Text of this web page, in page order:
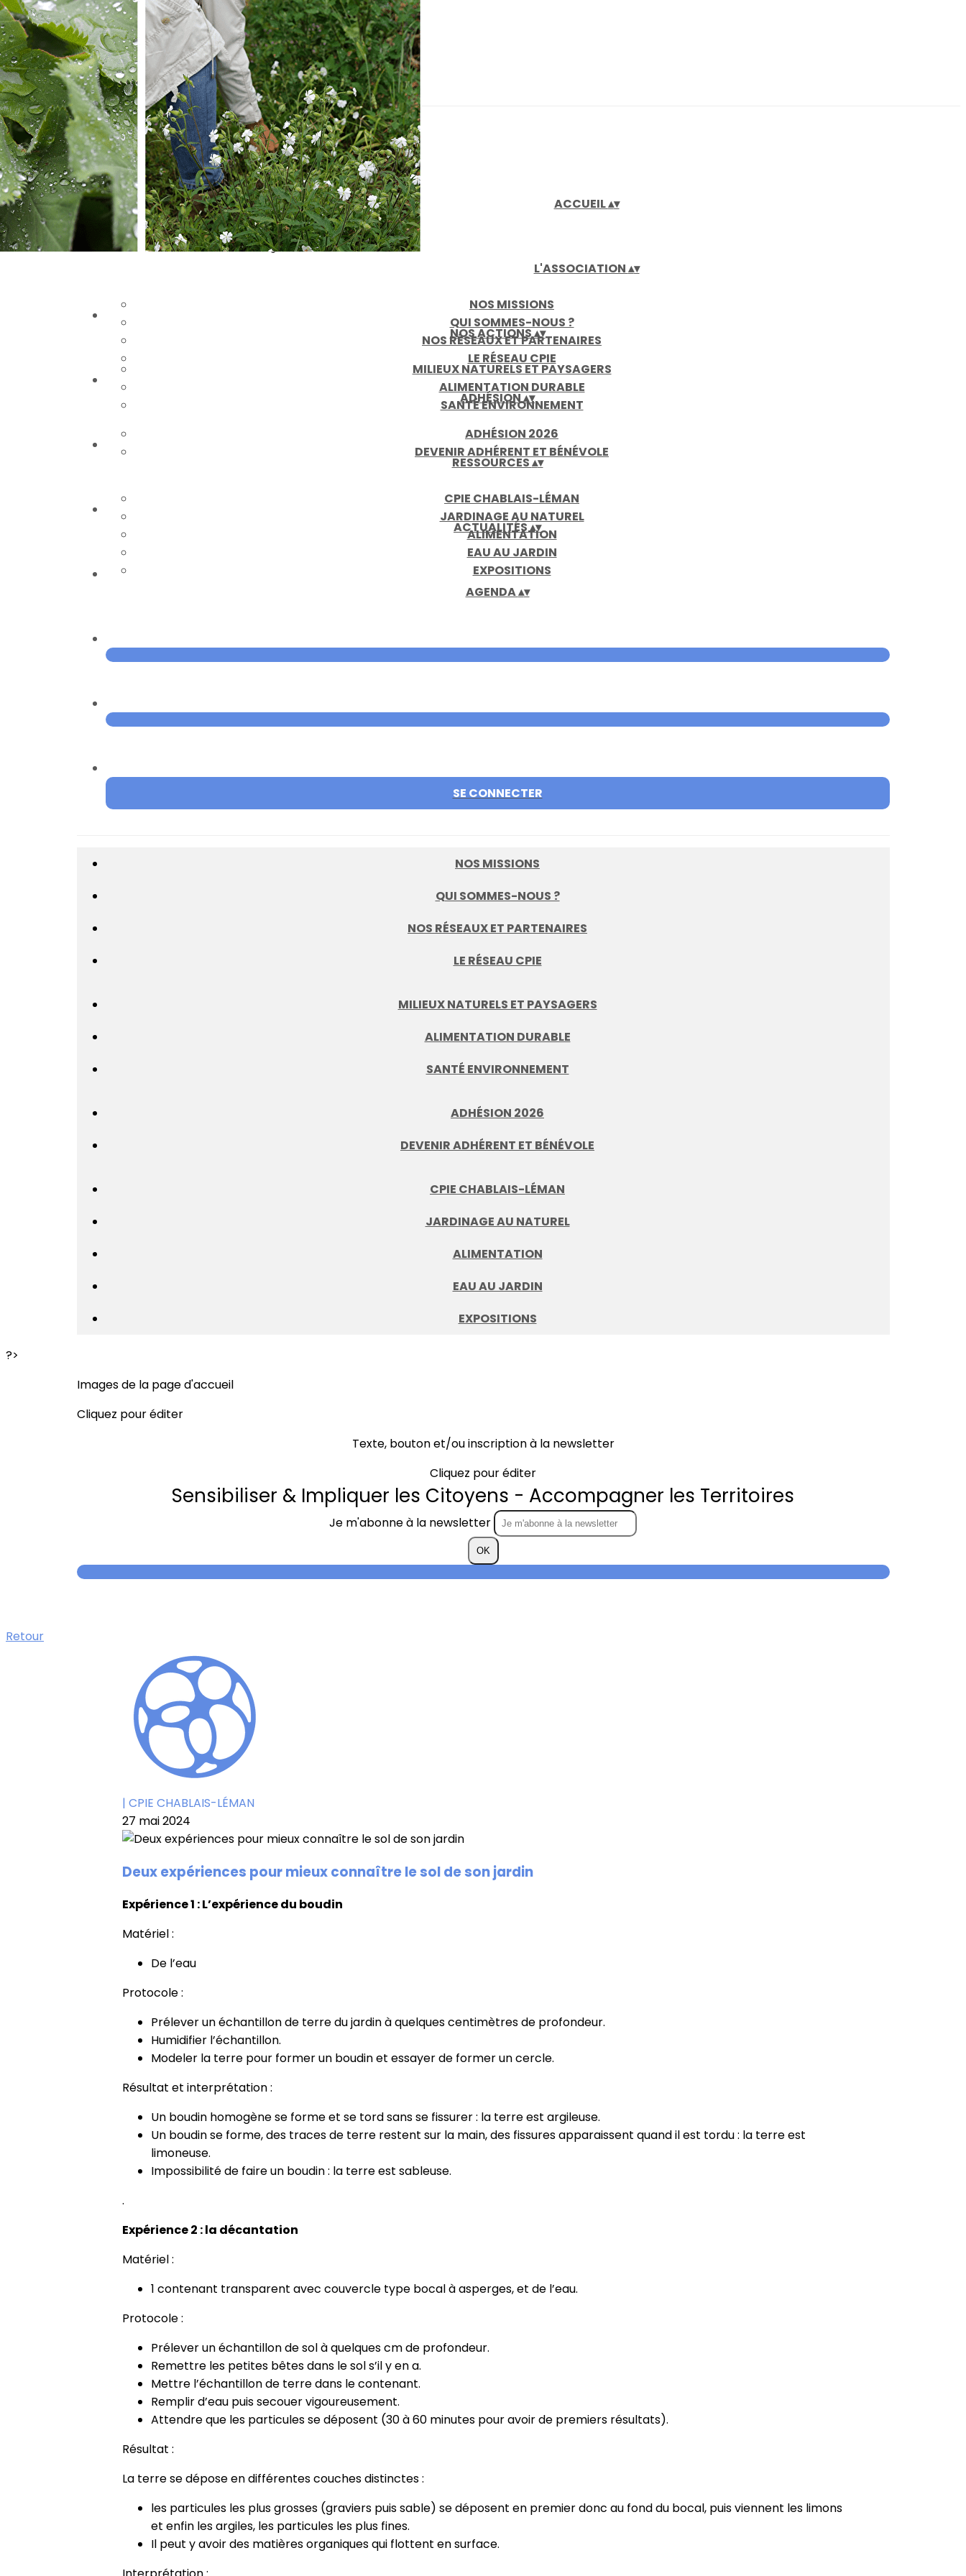
Exporter les lignes sélectionnées
Exporter toutes les colonnes
Exporter uniquement les colonnes affichées
Menu
Ajoutez un logo, un bouton, des réseaux sociaux
Cliquez pour éditer
ACCUEIL▴▾
L'ASSOCIATION▴▾
NOS MISSIONS
QUI SOMMES-NOUS ?
NOS RÉSEAUX ET PARTENAIRES
LE RÉSEAU CPIE
NOS ACTIONS▴▾
MILIEUX NATURELS ET PAYSAGERS
ALIMENTATION DURABLE
SANTÉ ENVIRONNEMENT
ADHÉSION▴▾
ADHÉSION 2026
DEVENIR ADHÉRENT ET BÉNÉVOLE
RESSOURCES▴▾
CPIE CHABLAIS-LÉMAN
JARDINAGE AU NATUREL
ALIMENTATION
EAU AU JARDIN
EXPOSITIONS
ACTUALITÉS▴▾
AGENDA▴▾
SE CONNECTER
NOS MISSIONS
QUI SOMMES-NOUS ?
NOS RÉSEAUX ET PARTENAIRES
LE RÉSEAU CPIE
MILIEUX NATURELS ET PAYSAGERS
ALIMENTATION DURABLE
SANTÉ ENVIRONNEMENT
ADHÉSION 2026
DEVENIR ADHÉRENT ET BÉNÉVOLE
CPIE CHABLAIS-LÉMAN
JARDINAGE AU NATUREL
ALIMENTATION
EAU AU JARDIN
EXPOSITIONS
?>
Images de la page d'accueil
Cliquez pour éditer
Texte, bouton et/ou inscription à la newsletter
Cliquez pour éditer
Sensibiliser & Impliquer les Citoyens - Accompagner les Territoires
Je m'abonne à la newsletter
OK
Retour
| CPIE CHABLAIS-LÉMAN
27 mai 2024
Deux expériences pour mieux connaître le sol de son jardin
Expérience 1 : L’expérience du boudin
Matériel :
De l’eau
Protocole :
Prélever un échantillon de terre du jardin à quelques centimètres de profondeur.
Humidifier l’échantillon.
Modeler la terre pour former un boudin et essayer de former un cercle.
Résultat et interprétation :
Un boudin homogène se forme et se tord sans se fissurer : la terre est argileuse.
Un boudin se forme, des traces de terre restent sur la main, des fissures apparaissent quand il est tordu : la terre est
limoneuse.
Impossibilité de faire un boudin : la terre est sableuse.
.
Expérience 2 : la décantation
Matériel :
1 contenant transparent avec couvercle type bocal à asperges, et de l’eau.
Protocole :
Prélever un échantillon de sol à quelques cm de profondeur.
Remettre les petites bêtes dans le sol s’il y en a.
Mettre l’échantillon de terre dans le contenant.
Remplir d’eau puis secouer vigoureusement.
Attendre que les particules se déposent (30 à 60 minutes pour avoir de premiers résultats).
Résultat :
La terre se dépose en différentes couches distinctes :
les particules les plus grosses (graviers puis sable) se déposent en premier donc au fond du bocal, puis viennent les limons
et enfin les argiles, les particules les plus fines.
Il peut y avoir des matières organiques qui flottent en surface.